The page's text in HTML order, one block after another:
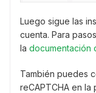
Luego sigue las
cuenta. Para
la documentación
También puedes
reCAPTCHA en la